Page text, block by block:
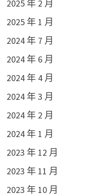
2025 年 2 月
2025 年 1 月
2024 年 7 月
2024 年 6 月
2024 年 4 月
2024 年 3 月
2024 年 2 月
2024 年 1 月
2023 年 12 月
2023 年 11 月
2023 年 10 月